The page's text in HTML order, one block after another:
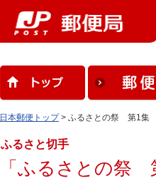
日本郵便トップ> ふるさとの祭 第1集
ふるさと切手
「ふるさとの祭